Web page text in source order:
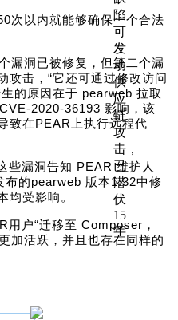
次以内就能够确保一个合法
漏洞已被修复，但第二个漏
攻击，“它还可通过修改访问
的原因在于 pearweb 拉取
2020-36193 影响，该
致在PEAR上执行远程代
些漏洞告知 PEAR 维护人
布的pearweb 版本1.32中修
均受影响。
户“迁移至 Composer，
加活跃，并且也存在同样的